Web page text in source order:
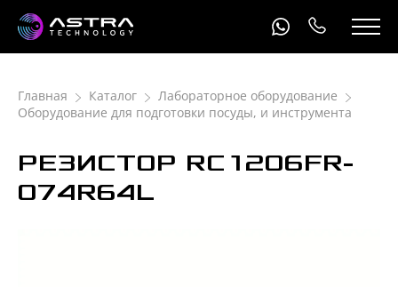
Главная Каталог
Лабораторное оборудование
Оборудование для подготовки посуды, и инструмента
РЕЗИСТОР RC1206FR-
074R64L